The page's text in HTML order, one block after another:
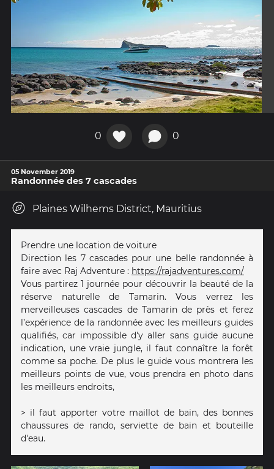
0 0
05 November 2019
Randonnée des 7 cascades
Plaines Wilhems District, Mauritius
Prendre une location de voiture
Direction les 7 cascades pour une belle randonnée à
faire avec Raj Adventure : https://rajadventures.com/
Vous partirez 1 journée pour découvrir la beauté de la
réserve naturelle de Tamarin. Vous verrez les
merveilleuses cascades de Tamarin de près et ferez
l’expérience de la randonnée avec les meilleurs guides
qualifiés, car impossible d'y aller sans guide aucune
indication, une vraie jungle, il faut connaître la forêt
comme sa poche. De plus le guide vous montrera les
meilleurs points de vue, vous prendra en photo dans
les meilleurs endroits,
> il faut apporter votre maillot de bain, des bonnes
chaussures de rando, serviette de bain et bouteille
d'eau.